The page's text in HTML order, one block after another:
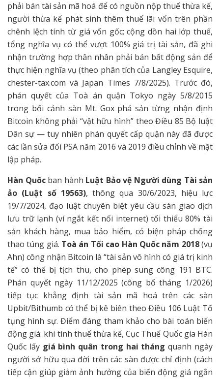
phải bán tài sản mã hoá để có nguồn nộp thuế thừa kế,
người thừa kế phát sinh thêm thuế lãi vốn trên phần
chênh lệch tính từ giá vốn gốc; cộng dồn hai lớp thuế,
tổng nghĩa vụ có thể vượt 100% giá trị tài sản, đã ghi
nhận trường hợp thân nhân phải bán bất động sản để
thực hiện nghĩa vụ (theo phân tích của Langley Esquire,
chester-tax.com và Japan Times 7/8/2025). Trước đó,
phán quyết của Toà án quận Tokyo ngày 5/8/2015
trong bối cảnh sàn Mt. Gox phá sản từng nhận định
Bitcoin không phải “vật hữu hình” theo Điều 85 Bộ luật
Dân sự — tuy nhiên phán quyết cấp quận này đã được
các lần sửa đổi PSA năm 2016 và 2019 điều chỉnh về mặt
lập pháp.
Hàn Quốcban hành Luật Bảo vệ Người dùng Tài sản
ảo (Luật số 19563), thông qua 30/6/2023, hiệu lực
19/7/2024, đạo luật chuyên biệt yêu cầu sàn giao dịch
lưu trữ lạnh (ví ngắt kết nối internet) tối thiểu 80% tài
sản khách hàng, mua bảo hiểm, có biện pháp chống
thao túng giá. Toà án Tối cao Hàn Quốc năm 2018(vụ
Ahn) công nhận Bitcoin là “tài sản vô hình có giá trị kinh
tế” có thể bị tịch thu, cho phép sung công 191 BTC.
Phán quyết ngày 11/12/2025 (công bố tháng 1/2026)
tiếp tục khẳng định tài sản mã hoá trên các sàn
Upbit/Bithumb có thể bị kê biên theo Điều 106 Luật Tố
tụng hình sự. Điểm đáng tham khảo cho bài toán biến
động giá: khi tính thuế thừa kế, Cục Thuế Quốc gia Hàn
Quốc lấy giá bình quân trong hai tháng quanh ngày
người sở hữu qua đời trên các sàn được chỉ định (cách
tiếp cận giúp giảm ảnh hưởng của biến động giá ngắn